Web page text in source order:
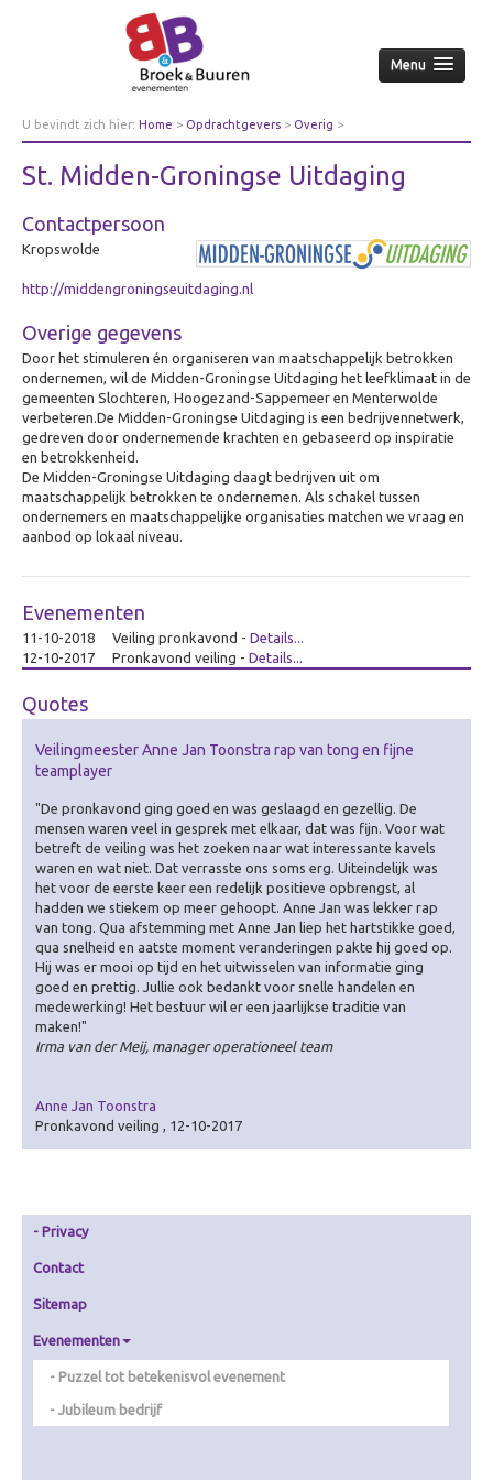
Menu
Aanpak
Nieuws & achtergrond
Wie
Contact
Opdrachtgevers
Over opdrachtgevers
Bedrijfsleven
Culturele sector
Overheid
Zorg
Overig
Ervaring creëren
Over Ervaring creëren
Gamificatie
De (Bell)Butlers
Ontdek je plekje
Dagverwarming
Over Visualiseren
Live Beamen & Fotografie
Sneltekenen
Animatie
Theater & Cabaret
Improvisatie Theater
Cabaret op maat
Theater Inc.
Presentatie & Gesprek
Over Presentatie & Gesprek
U bevindt zich hier: Home > Opdrachtgevers > Overig >
St. Midden-Groningse Uitdaging
St. Midden-Groningse Uitdaging
Contactpersoon
Kropswolde
http://middengroningseuitdaging.nl
Overige gegevens
Door het stimuleren én organiseren van maatschappelijk betrokken
ondernemen, wil de Midden-Groningse Uitdaging het leefklimaat in de
gemeenten Slochteren, Hoogezand-Sappemeer en Menterwolde
verbeteren.De Midden-Groningse Uitdaging is een bedrijvennetwerk,
gedreven door ondernemende krachten en gebaseerd op inspiratie
en betrokkenheid.
De Midden-Groningse Uitdaging daagt bedrijven uit om
maatschappelijk betrokken te ondernemen. Als schakel tussen
ondernemers en maatschappelijke organisaties matchen we vraag en
aanbod op lokaal niveau.
Evenementen
11-10-2018 Veiling pronkavond - Details...
12-10-2017
Pronkavond veiling - Details...
Quotes
Veilingmeester Anne Jan Toonstra rap van tong en fijne
teamplayer
"De pronkavond ging goed en was geslaagd en gezellig. De
mensen waren veel in gesprek met elkaar, dat was fijn. Voor wat
betreft de veiling was het zoeken naar wat interessante kavels
waren en wat niet. Dat verrasste ons soms erg. Uiteindelijk was
het voor de eerste keer een redelijk positieve opbrengst, al
hadden we stiekem op meer gehoopt. Anne Jan was lekker rap
van tong. Qua afstemming met Anne Jan liep het hartstikke goed,
qua snelheid en aatste moment veranderingen pakte hij goed op.
Hij was er mooi op tijd en het uitwisselen van informatie ging
goed en prettig. Jullie ook bedankt voor snelle handelen en
medewerking! Het bestuur wil er een jaarlijkse traditie van
maken!"
Irma van der Meij, manager operationeel team
Anne Jan Toonstra
Pronkavond veiling , 12-10-2017
Privacy
Contact
Sitemap
Evenementen
Puzzel tot betekenisvol evenement
Jubileum bedrijf